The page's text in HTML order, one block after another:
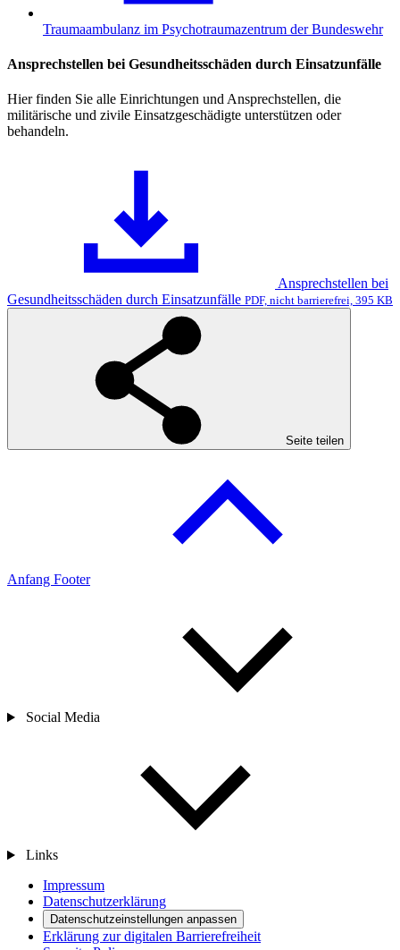
Traumaambulanz im Psychotraumazentrum der Bundeswehr
Ansprechstellen bei Gesundheitsschäden durch Einsatzunfälle
Hier finden Sie alle Einrichtungen und Ansprechstellen, die
militärische und zivile Einsatzgeschädigte unterstützen oder
behandeln.
Ansprechstellen bei
Gesundheitsschäden durch Einsatzunfälle PDF, nicht barrierefrei, 395 KB
Seite teilen
Anfang Footer
Social Media
Links
Impressum
Datenschutzerklärung
Datenschutzeinstellungen anpassen
Erklärung zur digitalen Barrierefreiheit